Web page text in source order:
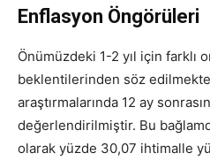
Enflasyon Öngörüleri
Önümüzdeki 1-2 yıl için farklı
beklentilerinden söz
araştırmalarında 12 ay
değerlendirilmiştir. Bu
olarak yüzde 30,07 ihtimalle